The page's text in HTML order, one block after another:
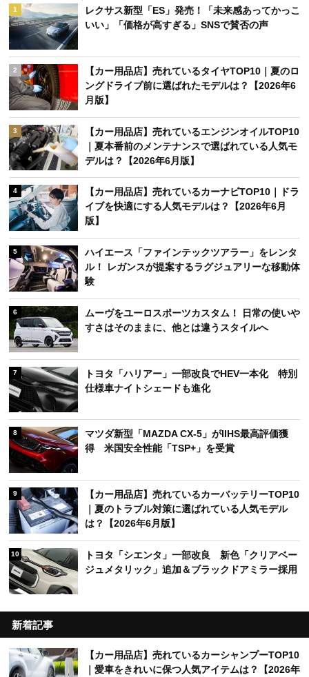
1
レクサス新型「ES」発売！「未来感あってかっこ
いい」「価格が高すぎる」SNSで賛否の声
2
【カー用品店】売れているタイヤTOP10｜夏のロ
ングドライブ前に選ばれたモデルは？【2026年6
月版】
3
【カー用品店】売れているエンジンオイルTOP10
｜夏本番前のメンテナンスで選ばれている人気モ
デルは？【2026年6月版】
4
【カー用品店】売れているカーナビTOP10｜ドラ
イブを快適にする人気モデルは？【2026年6月
版】
5
ハイエース「ファインテックツアラー」をレンタ
ル！ レガンスが提案するラグジュアリーな移動体
験
6
ムーヴをユーロスポーツカスタム！ 日常の使いや
すさはそのままに、他とは違うスタイルへ
7
トヨタ「ハリアー」一部改良でHEV一本化 特別
仕様車ナイトシェードも進化
8
マツダ新型「MAZDA CX-5」がIIHS最高評価獲
得 米国安全性能「TSP+」を受賞
9
【カー用品店】売れているカーバッテリーTOP10
｜夏のトラブル対策に選ばれている人気モデル
は？【2026年6月版】
10
トヨタ「シエンタ」一部改良 新色「クリアベー
ジュメタリック」追加＆ブラックドアミラー採用
新着記事
【カー用品店】売れているカーシャンプーTOP10
｜愛車をきれいに保つ人気アイテムは？【2026年